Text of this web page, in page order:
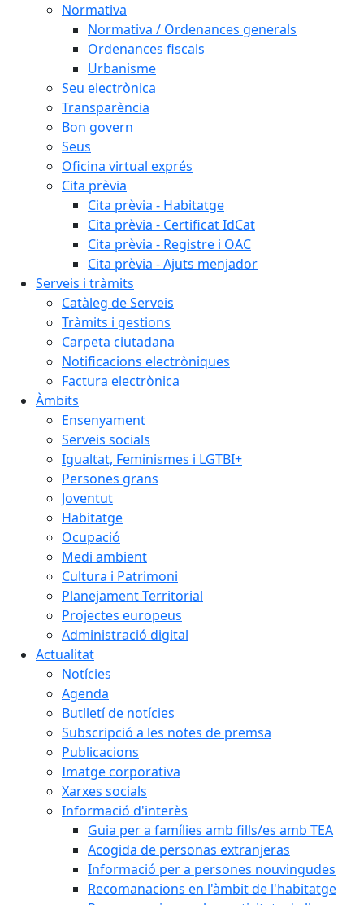
Normativa
Normativa / Ordenances generals
Ordenances fiscals
Urbanisme
Seu electrònica
Transparència
Bon govern
Seus
Oficina virtual exprés
Cita prèvia
Cita prèvia - Habitatge
Cita prèvia - Certificat IdCat
Cita prèvia - Registre i OAC
Cita prèvia - Ajuts menjador
Serveis i tràmits
Catàleg de Serveis
Tràmits i gestions
Carpeta ciutadana
Notificacions electròniques
Factura electrònica
Àmbits
Ensenyament
Serveis socials
Igualtat, Feminismes i LGTBI+
Persones grans
Joventut
Habitatge
Ocupació
Medi ambient
Cultura i Patrimoni
Planejament Territorial
Projectes europeus
Administració digital
Actualitat
Notícies
Agenda
Butlletí de notícies
Subscripció a les notes de premsa
Publicacions
Imatge corporativa
Xarxes socials
Informació d'interès
Guia per a famílies amb fills/es amb TEA
Acogida de personas extranjeras
Informació per a persones nouvingudes
Recomanacions en l'àmbit de l'habitatge